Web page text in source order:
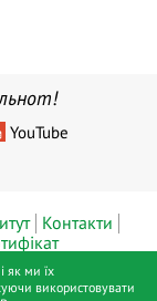
YouTube
Контакти
Київ, 2019 - 2026
як ми їх
використовувати